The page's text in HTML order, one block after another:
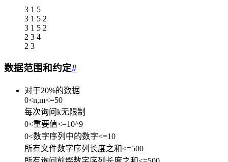
3 1 5
3 1 5 2
3 1 5 2
2 3 4
2 3
数据范围和约定#
对于20%的数据
0<n,m<=50
每次询问k无限制
0<重要值<=10^9
0<数字序列中的数字<=10
所有文件数字序列长度之和<=500